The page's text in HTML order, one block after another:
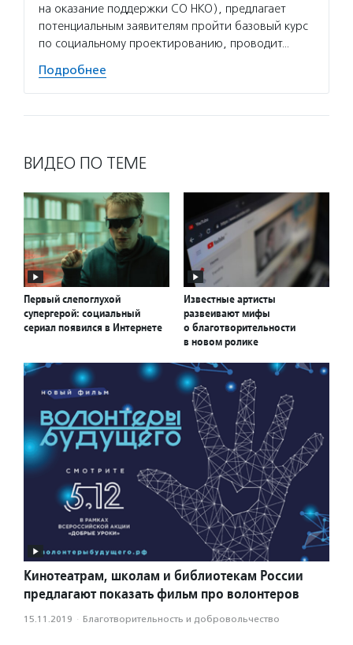
на оказание поддержки СО НКО), предлагает
потенциальным заявителям пройти базовый курс
по социальному проектированию, проводит…
Подробнее
ВИДЕО ПО ТЕМЕ
Первый слепоглухой
супергерой: социальный
сериал появился в Интернете
Известные артисты
развеивают мифы
о благотворительности
в новом ролике
Кинотеатрам, школам и библиотекам России
предлагают показать фильм про волонтеров
15.11.2019 · Благотвори­тель­ность и доброволь­чест­во